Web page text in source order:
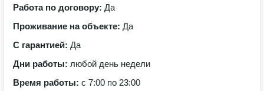
Работа по договору: Да
Проживание на объекте: Да
С гарантией: Да
Дни работы: любой день недели
Время работы: с 7:00 по 23:00